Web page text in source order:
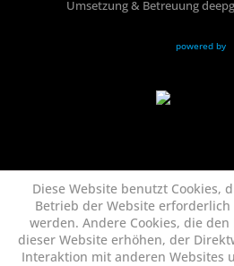
Umsetzung & Betreuung
powered by
Diese Website benutzt Cookies,
Betrieb der Website
werden. Andere Cookies, die
dieser Website erhöhen, der
Interaktion mit anderen Websites